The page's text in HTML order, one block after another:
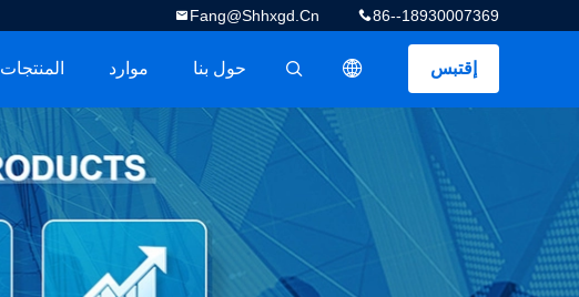
86--18930007369
Fang@shhxgd.cn
إقتبس
描述
المنتجات موارد حول بنا